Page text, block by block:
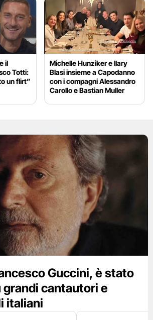
il
Totti:
un flirt”
Michelle Hunziker e Ilary
Blasi insieme a Capodanno
con i compagni Alessandro
Carollo e Bastian Muller
Guccini, è stato
grandi cantautori e
italiani